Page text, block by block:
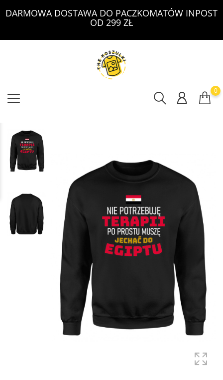
DARMOWA DOSTAWA DO PACZKOMATÓW INPOST
OD 299 ZŁ
0